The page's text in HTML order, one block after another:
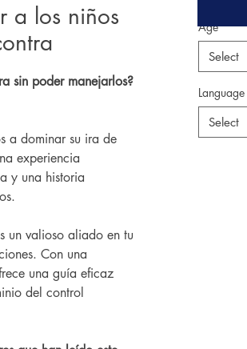
a los niños
sin poder manejarlos?
a dominar su ira de
experiencia
y una historia
un valioso aliado en tu
Con una
una guía eficaz
del control
Age *
Select
Language
Select